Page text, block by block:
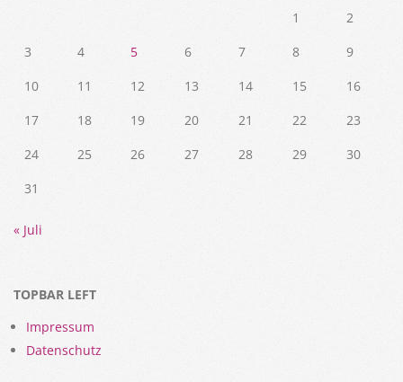
1
2
3
4 5 6 7 8
9
10
11 12 13 14 15
16
17
18 19 20 21 22
23
24
25 26 27 28 29
30
31
« Juli
TOPBAR LEFT
Impressum
Datenschutz